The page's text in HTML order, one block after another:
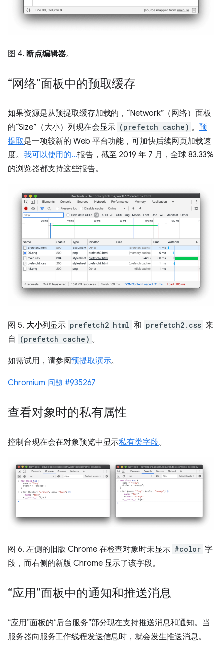
图 4. 断点编辑器。
“网络”面板中的预取缓存
如果资源是从预提取缓存加载的，“Network”（网络）面板
的“Size”（大小）列现在会显示 (prefetch cache) 。 预
提取是一项较新的 Web 平台功能，可加快后续网页加载速
度。 我可以使用的...报告，截至 2019 年 7 月，全球 83.33%
的浏览器都支持这些报告。
图 5. 大小列显示 prefetch2.html 和 prefetch2.css 来
自
(prefetch cache) 。
如需试用，请参阅预提取演示。
Chromium 问题 #935267
查看对象时的私有属性
控制台现在会在对象预览中显示私有类字段。
图 6. 左侧的旧版 Chrome 在检查对象时未显示 #color 字
段，而右侧的新版 Chrome 显示了该字段。
“应用”面板中的通知和推送消息
“应用”面板的“后台服务”部分现在支持推送消息和通知。当
服务器向服务工作线程发送信息时，就会发生推送消息。